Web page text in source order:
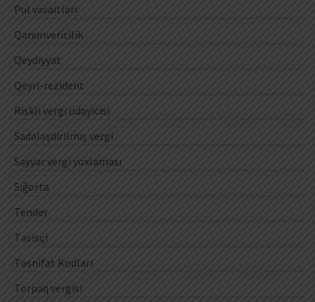
Pul vəsaitləri
Qanunvericilik
Qeydiyyat
Qeyri-rezident
Riskli vergi ödəyicisi
Sadələşdirilmiş vergi
Səyyar vergi yoxlaması
Sığorta
Tender
Təsisçi
Təsnifat Kodları
Torpaq vergisi